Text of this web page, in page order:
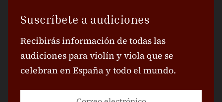
Suscríbete a audiciones
Recibirás información de todas las
audiciones para violín y viola que se
celebran en España y todo el mundo.